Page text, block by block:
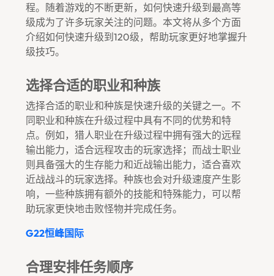
程。随着游戏的不断更新，如何快速升级到最高等
级成为了许多玩家关注的问题。本文将从多个方面
介绍如何快速升级到120级，帮助玩家更好地掌握升
级技巧。
选择合适的职业和种族
选择合适的职业和种族是快速升级的关键之一。不
同职业和种族在升级过程中具有不同的优势和特
点。例如，猎人职业在升级过程中拥有强大的远程
输出能力，适合远程攻击的玩家选择；而战士职业
则具备强大的生存能力和近战输出能力，适合喜欢
近战战斗的玩家选择。种族也会对升级速度产生影
响，一些种族拥有额外的技能和特殊能力，可以帮
助玩家更快地击败怪物并完成任务。
G22恒峰国际
合理安排任务顺序